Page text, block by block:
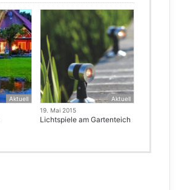
Aktuell
Aktuell
19. Mai 2015
Lichtspiele am Gartenteich